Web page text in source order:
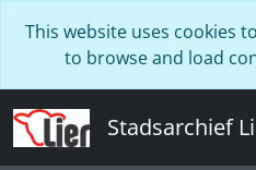
This website uses cookies
to browse and load
Stadsarchief